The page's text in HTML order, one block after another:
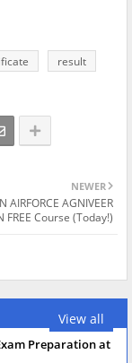
result
NEWER
AIRFORCE AGNIVEER
FREE Course (Today!)
View all
Preparation at